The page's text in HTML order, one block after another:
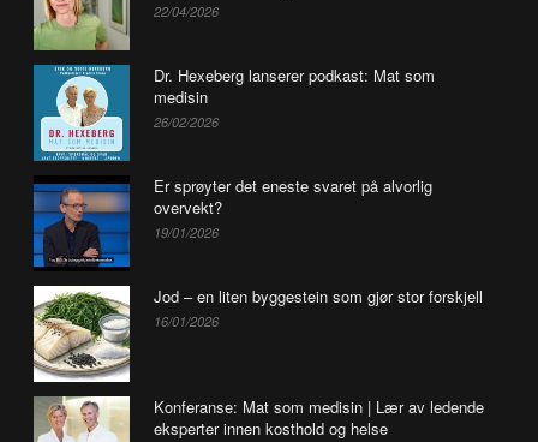
22/04/2026
Dr. Hexeberg lanserer podkast: Mat som
medisin
26/02/2026
Er sprøyter det eneste svaret på alvorlig
overvekt?
19/01/2026
Jod – en liten byggestein som gjør stor forskjell
16/01/2026
Konferanse: Mat som medisin | Lær av ledende
eksperter innen kosthold og helse